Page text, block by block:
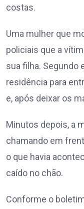
costas.
Uma mulher que
policiais que a
sua filha. Segundo
residência para
e, após deixar os
Minutos depois, a
chamando em
o que havia
caído no chão.
Conforme o